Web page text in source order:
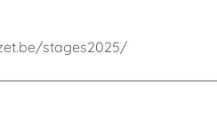
stages2025/